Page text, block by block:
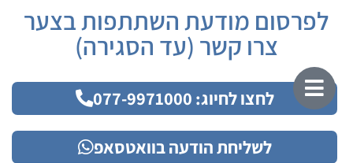
לפרסום מודעת השתתפות בצער
צרו קשר (עד הסגירה)
לחצו לחיוג: 077-9971000
לשליחת הודעה בוואטסאפ